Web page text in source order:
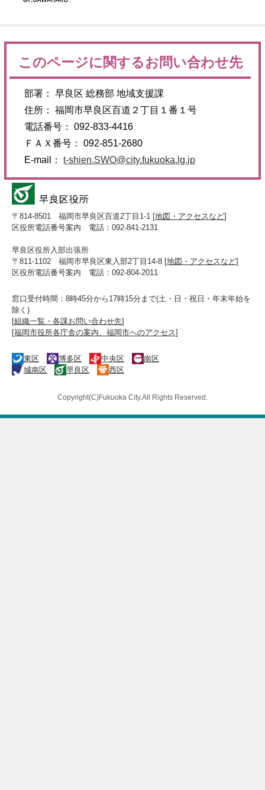
このページに関するお問い合わせ先
部署： 早良区 総務部 地域支援課
住所： 福岡市早良区百道２丁目１番１号
電話番号： 092-833-4416
ＦＡＸ番号： 092-851-2680
E-mail：t-shien.SWO@city.fukuoka.lg.jp
〒814-8501 福岡市早良区百道2丁目1-1 [地図・アクセスなど]
区役所電話番号案内 電話：092-841-2131
早良区役所入部出張所
〒811-1102 福岡市早良区東入部2丁目14-8 [地図・アクセスなど]
区役所電話番号案内 電話：092-804-2011
窓口受付時間：8時45分から17時15分まで(土・日・祝日・年末年始を
除く)
[組織一覧・各課お問い合わせ先]
[福岡市役所各庁舎の案内、福岡市へのアクセス]
東区 博多区 中央区
南区
城南区
早良区 西区
Copyright(C)Fukuoka City.All Rights Reserved.